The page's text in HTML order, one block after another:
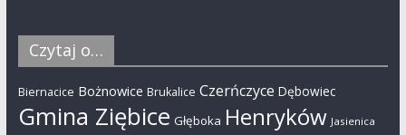
Czytaj o…
Biernacice Bożnowice Brukalice Czerńczyce Dębowiec
Gmina Ziębice Głęboka Henryków Jasienica